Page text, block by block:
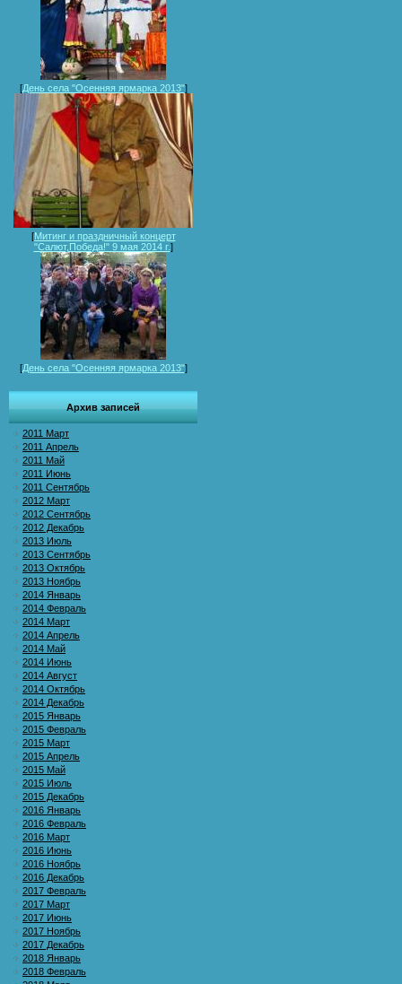
[День села "Осенняя ярмарка 2013"]
[Митинг и праздничный концерт
"Салют,Победа!" 9 мая 2014 г.]
[День села "Осенняя ярмарка 2013"]
Архив записей
2011 Март
2011 Апрель
2011 Май
2011 Июнь
2011 Сентябрь
2012 Март
2012 Сентябрь
2012 Декабрь
2013 Июль
2013 Сентябрь
2013 Октябрь
2013 Ноябрь
2014 Январь
2014 Февраль
2014 Март
2014 Апрель
2014 Май
2014 Июнь
2014 Август
2014 Октябрь
2014 Декабрь
2015 Январь
2015 Февраль
2015 Март
2015 Апрель
2015 Май
2015 Июль
2015 Декабрь
2016 Январь
2016 Февраль
2016 Март
2016 Июнь
2016 Ноябрь
2016 Декабрь
2017 Февраль
2017 Март
2017 Июнь
2017 Ноябрь
2017 Декабрь
2018 Январь
2018 Февраль